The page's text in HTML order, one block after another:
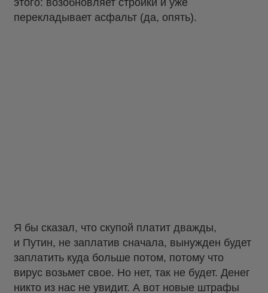
этого: возобновляет стройки и уже
перекладывает асфальт (да, опять).
Я бы сказал, что скупой платит дважды,
и Путин, не заплатив сначала, вынужден будет
заплатить куда больше потом, потому что
вирус возьмет свое. Но нет, так не будет. Денег
никто из нас не увидит. А вот новые штрафы